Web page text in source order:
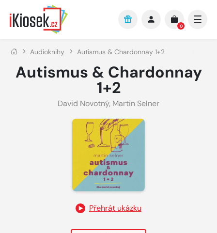
Přejít na hlavní obsah
0
Audioknihy Autismus & Chardonnay 1+2
Autismus & Chardonnay
1+2
David Novotný, Martin Selner
Přehrát ukázku